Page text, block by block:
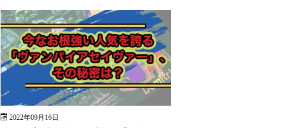
2022年09月16日